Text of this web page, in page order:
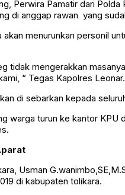
Perwira Pamatir dari
di anggap rawan yang
menurunkan personil
tidak mengerakkan
“ Tegas Kapolres Leonar.
di sebarkan kepada
warga turun ke kantor
Usman
di kabupaten tolikara.